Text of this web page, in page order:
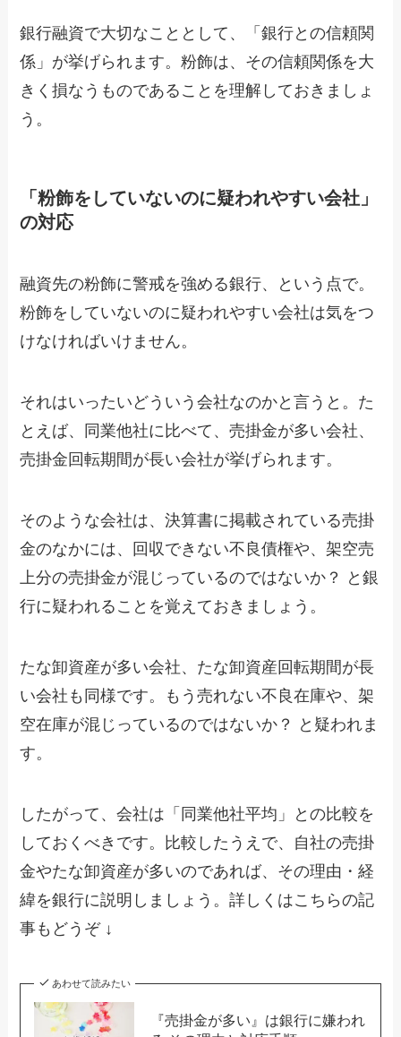
銀行融資で大切なこととして、「銀行との信頼関
係」が挙げられます。粉飾は、その信頼関係を大
きく損なうものであることを理解しておきましょ
う。
「粉飾をしていないのに疑われやすい会社」
の対応
融資先の粉飾に警戒を強める銀行、という点で。
粉飾をしていないのに疑われやすい会社は気をつ
けなければいけません。
それはいったいどういう会社なのかと言うと。た
とえば、同業他社に比べて、売掛金が多い会社、
売掛金回転期間が長い会社が挙げられます。
そのような会社は、決算書に掲載されている売掛
金のなかには、回収できない不良債権や、架空売
上分の売掛金が混じっているのではないか？ と銀
行に疑われることを覚えておきましょう。
たな卸資産が多い会社、たな卸資産回転期間が長
い会社も同様です。もう売れない不良在庫や、架
空在庫が混じっているのではないか？ と疑われま
す。
したがって、会社は「同業他社平均」との比較を
しておくべきです。比較したうえで、自社の売掛
金やたな卸資産が多いのであれば、その理由・経
緯を銀行に説明しましょう。詳しくはこちらの記
事もどうぞ ↓
あわせて読みたい
『売掛金が多い』は銀行に嫌われ